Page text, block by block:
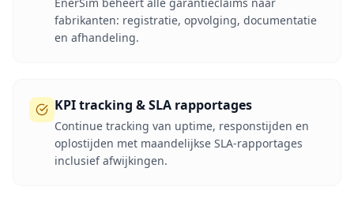
fabrikanten: registratie, opvolging, documentatie
en afhandeling.
KPI tracking & SLA rapportages
Continue tracking van uptime, responstijden en
oplostijden met maandelijkse SLA-rapportages
inclusief afwijkingen.